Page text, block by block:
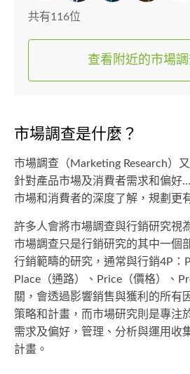
共有116位
查看附近的市場調
市場調查是什麼？
市場調查（Marketing Research）
針對產品市場及消費者需求和偏好
市場和消費者的深度了解，規劃更
許多人會將市場調查與行銷研究視
市場調查只是行銷研究的其中一個
行銷範疇的研究，通常與行銷4P：
Place（通路）、Price（價格）、
關，會透過影響銷售與獲利的所有
策略和計畫，而市場研究則是專注
需求及偏好，管理、分析與運用收
計畫。